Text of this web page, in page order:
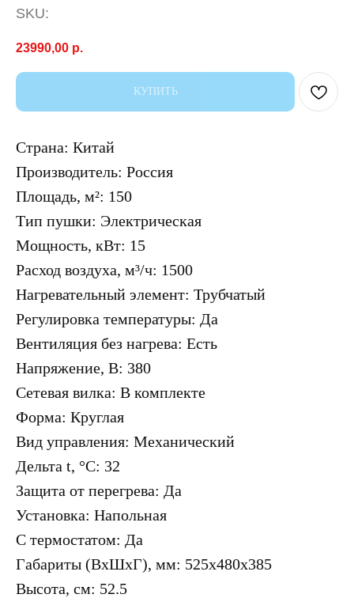
SKU:
23990,00 р.
КУПИТЬ
Страна: Китай
Производитель: Россия
Площадь, м²: 150
Тип пушки: Электрическая
Мощность, кВт: 15
Расход воздуха, м³/ч: 1500
Нагревательный элемент: Трубчатый
Регулировка температуры: Да
Вентиляция без нагрева: Есть
Напряжение, В: 380
Сетевая вилка: В комплекте
Форма: Круглая
Вид управления: Механический
Дельта t, °С: 32
Защита от перегрева: Да
Установка: Напольная
С термостатом: Да
Габариты (ВхШхГ), мм: 525x480x385
Высота, см: 52.5